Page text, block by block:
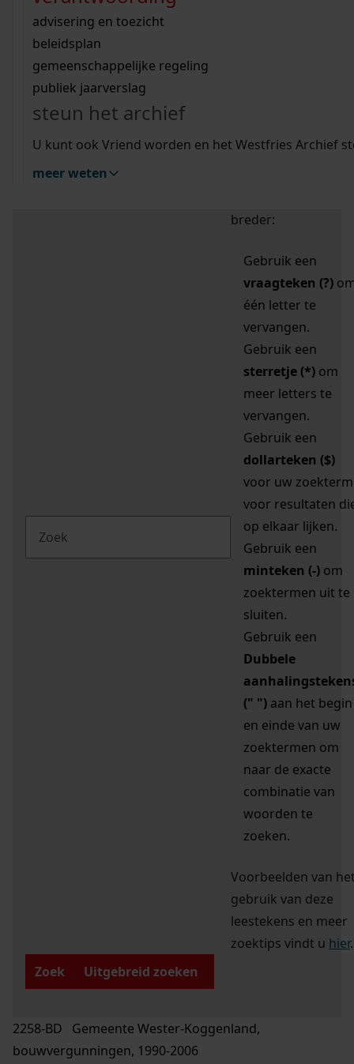
bouwvergunningen
omgevingsvergunningen
vergunningen
beeld en geluid
uitleg nodig?
Wij helpen u op weg met een aantal zoektips.
bekijk alle zoektips
Wij helpen u op weg met een aantal zoektips.
bekijk alle zoektips
bekijk ons geschiedenislokaal
advisering en toezicht
beleidsplan
gemeenschappelijke regeling
publiek jaarverslag
steun het archief
U kunt ook Vriend worden en het Westfries Archief
meer weten
zoektips
Mijn Studiezaal (inloggen)
uw zoekopdracht te
breder:
Gebruik een
vraagteken (?)
één letter te
vervangen.
Gebruik een
sterretje (*) om
meer letters te
vervangen.
Gebruik een
dollarteken ($)
voor uw zoekterm
voor resultaten
op elkaar lijken.
Gebruik een
minteken (-) om
zoektermen uit te
sluiten.
Gebruik een
Dubbele
(" ") aan het begin
en einde van uw
zoektermen om
naar de exacte
combinatie van
woorden te
zoeken.
Voorbeelden van
gebruik van deze
leestekens en meer
zoektips vindt u hier.
Zoek
Uitgebreid zoeken
2258-BD Gemeente Wester-Koggenland,
bouwvergunningen, 1990-2006